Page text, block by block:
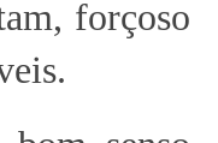
forçoso